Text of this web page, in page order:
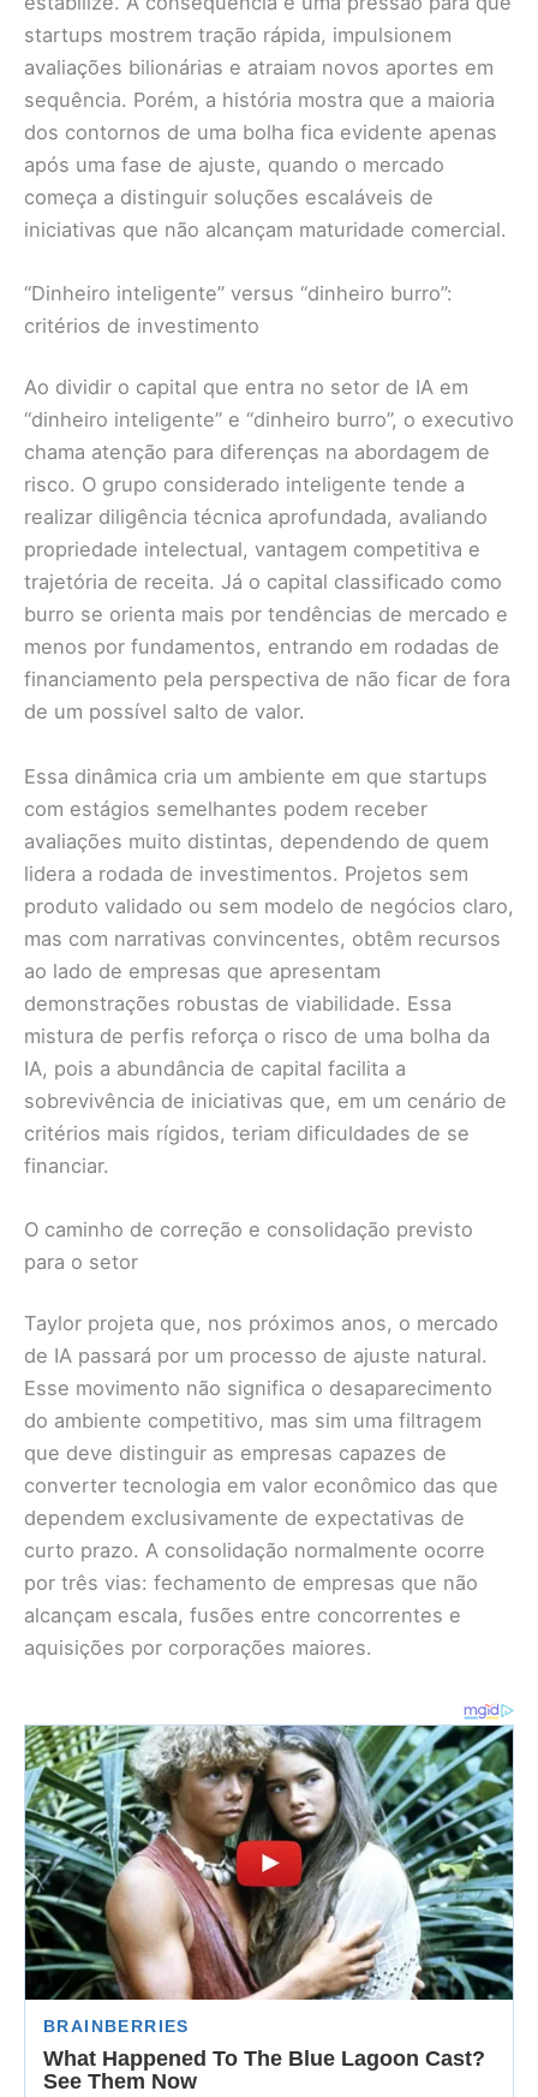
startups mostrem tração rápida, impulsionem
avaliações bilionárias e atraiam novos aportes em
sequência. Porém, a história mostra que a maioria
dos contornos de uma bolha fica evidente apenas
após uma fase de ajuste, quando o mercado
começa a distinguir soluções escaláveis de
iniciativas que não alcançam maturidade comercial.
“Dinheiro inteligente” versus “dinheiro burro”:
critérios de investimento
Ao dividir o capital que entra no setor de IA em
“dinheiro inteligente” e “dinheiro burro”, o executivo
chama atenção para diferenças na abordagem de
risco. O grupo considerado inteligente tende a
realizar diligência técnica aprofundada, avaliando
propriedade intelectual, vantagem competitiva e
trajetória de receita. Já o capital classificado como
burro se orienta mais por tendências de mercado e
menos por fundamentos, entrando em rodadas de
financiamento pela perspectiva de não ficar de fora
de um possível salto de valor.
Essa dinâmica cria um ambiente em que startups
com estágios semelhantes podem receber
avaliações muito distintas, dependendo de quem
lidera a rodada de investimentos. Projetos sem
produto validado ou sem modelo de negócios claro,
mas com narrativas convincentes, obtêm recursos
ao lado de empresas que apresentam
demonstrações robustas de viabilidade. Essa
mistura de perfis reforça o risco de uma bolha da
IA, pois a abundância de capital facilita a
sobrevivência de iniciativas que, em um cenário de
critérios mais rígidos, teriam dificuldades de se
financiar.
O caminho de correção e consolidação previsto
para o setor
Taylor projeta que, nos próximos anos, o mercado
de IA passará por um processo de ajuste natural.
Esse movimento não significa o desaparecimento
do ambiente competitivo, mas sim uma filtragem
que deve distinguir as empresas capazes de
converter tecnologia em valor econômico das que
dependem exclusivamente de expectativas de
curto prazo. A consolidação normalmente ocorre
por três vias: fechamento de empresas que não
alcançam escala, fusões entre concorrentes e
aquisições por corporações maiores.